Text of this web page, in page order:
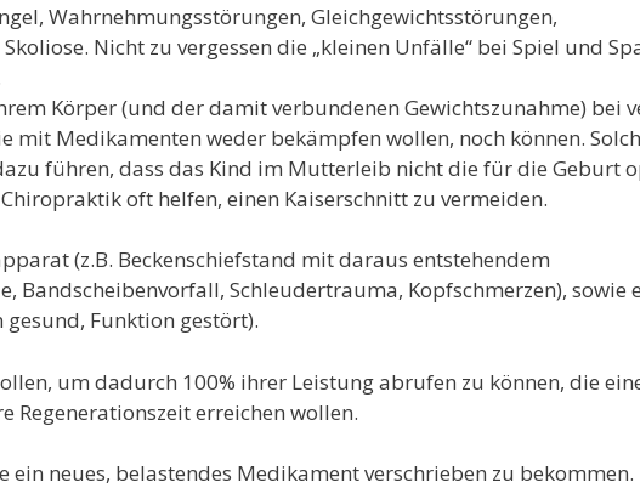
Wahrnehmungsstörungen, Gleichgewichtsstörungen,
Nicht zu vergessen die „kleinen Unfälle“ bei Spiel und
Körper (und der damit verbundenen Gewichtszunahme) bei
mit Medikamenten weder bekämpfen wollen, noch können.
führen, dass das Kind im Mutterleib nicht die für die Geburt
oft helfen, einen Kaiserschnitt zu vermeiden.
(z.B. Beckenschiefstand mit daraus entstehendem
Bandscheibenvorfall, Schleudertrauma, Kopfschmerzen), sowie
Funktion gestört).
um dadurch 100% ihrer Leistung abrufen zu können, die
Regenerationszeit erreichen wollen.
ein neues, belastendes Medikament verschrieben zu bekommen.